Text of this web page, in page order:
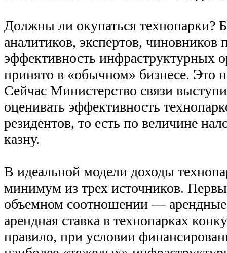
Должны ли окупаться технопарки?
аналитиков, экспертов, чиновников
эффективность инфраструктурных
принято в «обычном» бизнесе. Это
Сейчас Министерство связи
оценивать эффективность
резидентов, то есть по величине
казну.
В идеальной модели доходы
минимум из трех источников.
объемном соотношении —
арендная ставка в технопарках
правило, при условии